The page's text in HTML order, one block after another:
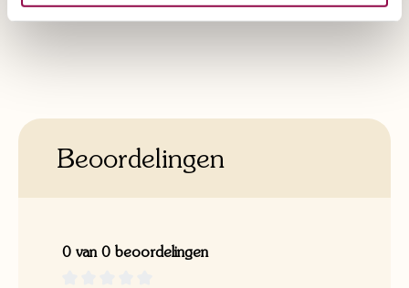
Beoordelingen
0 van 0 beoordelingen